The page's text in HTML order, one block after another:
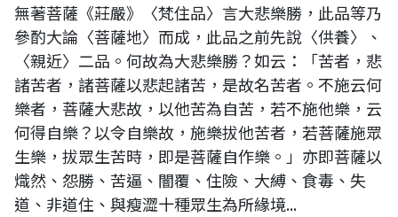
無著菩薩《莊嚴》〈梵住品〉言大悲樂勝，此品等乃
參酌大論〈菩薩地〉而成，此品之前先說〈供養〉、
〈親近〉二品。何故為大悲樂勝？如云：「苦者，悲
諸苦者，諸菩薩以悲起諸苦，是故名苦者。不施云何
樂者，菩薩大悲故，以他苦為自苦，若不施他樂，云
何得自樂？以令自樂故，施樂拔他苦者，若菩薩施眾
生樂，拔眾生苦時，即是菩薩自作樂。」亦即菩薩以
熾然、怨勝、苦逼、闇覆、住險、大縛、食毒、失
道、非道住、與瘦澀十種眾生為所緣境...